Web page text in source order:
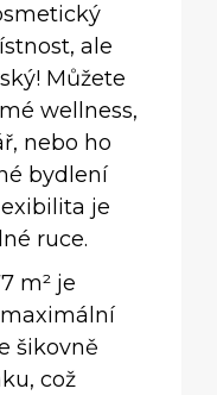
ale
Můžete
wellness,
nebo ho
bydlení
je
ruce.
m² je
šikovně
což